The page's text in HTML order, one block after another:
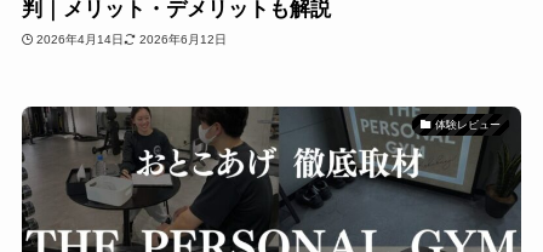
判｜メリット・デメリットも解説
2026年4月14日 2026年6月12日
体験レビュー